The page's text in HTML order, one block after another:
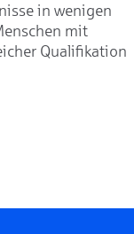
in wenigen
mit
Qualifikation